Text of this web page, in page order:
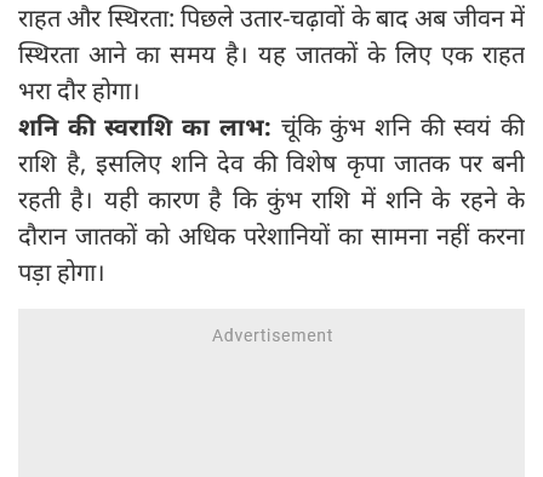
राहत और स्थिरता: पिछले उतार-चढ़ावों के बाद अब जीवन में
स्थिरता आने का समय है। यह जातकों के लिए एक राहत
भरा दौर होगा।
शनि की स्वराशि का लाभ: चूंकि कुंभ शनि की स्वयं की
राशि है, इसलिए शनि देव की विशेष कृपा जातक पर बनी
रहती है। यही कारण है कि कुंभ राशि में शनि के रहने के
दौरान जातकों को अधिक परेशानियों का सामना नहीं करना
पड़ा होगा।